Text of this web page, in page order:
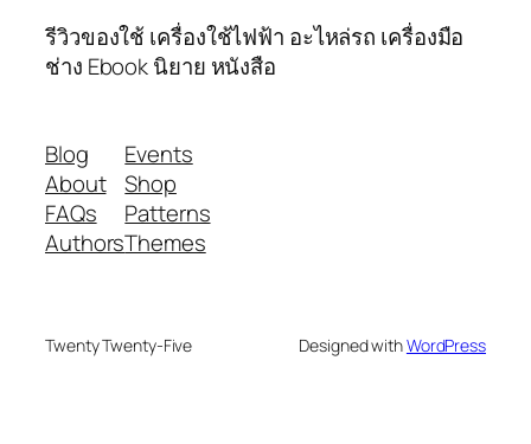
รีวิวของใช้ เครื่องใช้ไฟฟ้า อะไหล่รถ เครื่องมือ
ช่าง Ebook นิยาย หนังสือ
Blog
About
FAQs
Authors
Events
Shop
Patterns
Themes
Twenty Twenty-Five Designed withWordPress